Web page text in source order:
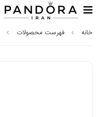
خانه فهرست محصولات